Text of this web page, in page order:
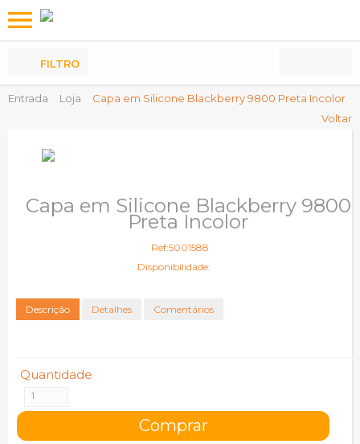
Entrada Loja
Capa em Silicone Blackberry 9800 Preta Incolor
Voltar
FILTRO
Capa em Silicone Blackberry 9800
Preta Incolor
Ref:5001588
Disponibilidade:
Descrição Detalhes Comentários
Quantidade